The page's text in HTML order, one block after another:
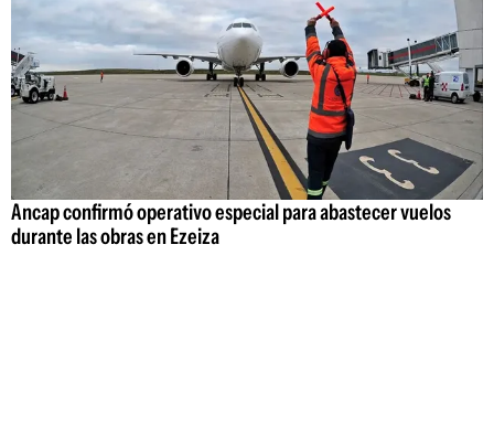
Ancap confirmó operativo especial para abastecer vuelos
durante las obras en Ezeiza